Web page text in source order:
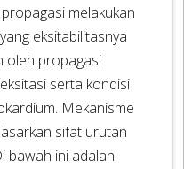
melakukan
eksitabilitasnya
oleh propagasi
serta kondisi
Mekanisme
sifat urutan
bawah ini adalah